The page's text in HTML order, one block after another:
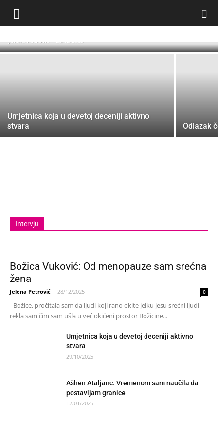
Božica Vuković: Od menopauze sam
srećna žena
Jelena Petrović - 28/12/2025
Umjetnica koja u devetoj deceniji aktivno
stvara
Odlazak
Intervju
Božica Vuković: Od menopauze sam srećna
žena
Jelena Petrović - 28/12/2025 0
- Božice, pročitala sam da ljudi koji rano okite jelku jesu srećni ljudi. –
rekla sam čim sam ušla u već okićeni prostor Božicine...
Umjetnica koja u devetoj deceniji aktivno
stvara
29/10/2025
Ašhen Ataljanc: Vremenom sam naučila da
postavljam granice
12/01/2025